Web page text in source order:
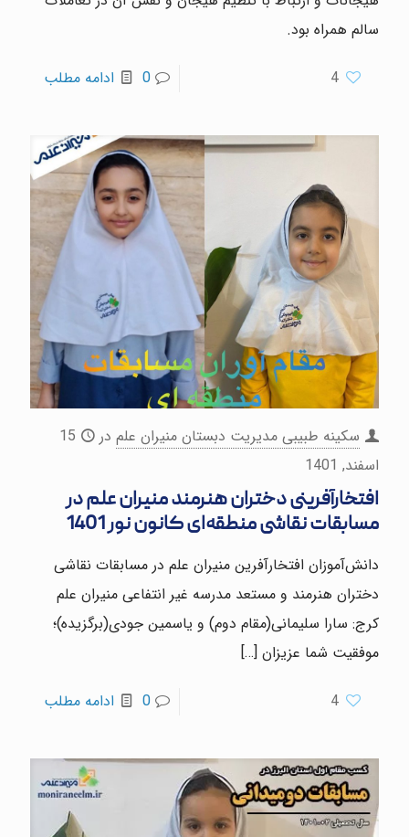
سالم همراه بود.
4
0 ادامه مطلب
سکینه طبیبی مدیریت دبستان منیران علم در
15
اسفند, 1401
افتخار‌آفرینی دختران هنرمند منیران علم در
مسابقات نقاشی منطقه‌ای کانون نور 1401
دانش‌آموزان افتخار‌آفرین منیران علم در مسابقات نقاشی
دختران هنرمند و مستعد مدرسه غیر انتفاعی منیران علم
کرج: سارا سلیمانی(مقام دوم) و یاسمین جودی(برگزیده)؛
موفقیت شما عزیزان […]
4
0 ادامه مطلب